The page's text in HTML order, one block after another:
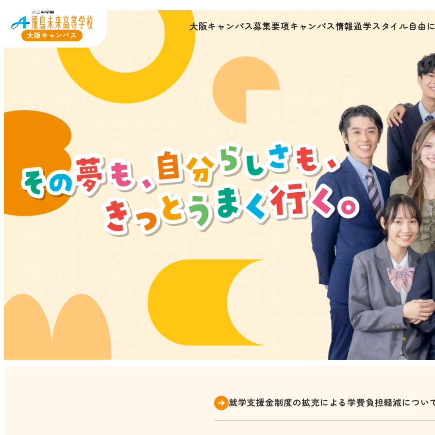
大阪キャンパス
大阪キャンパス募集要項キャンパス情報通学スタイル自由
就学支援金制度の拡充による 学費負担軽減につい